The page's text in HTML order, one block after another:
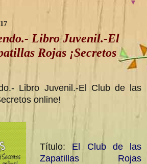
▼
Libro Juvenil.-El
Rojas ¡Secretos
Libro Juvenil.-El Club de las
online!
Título: El Club de las
Zapatillas Rojas